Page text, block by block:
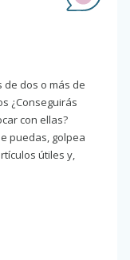
de dos o más de
¿Conseguirás
con ellas?
puedas, golpea
útiles y,